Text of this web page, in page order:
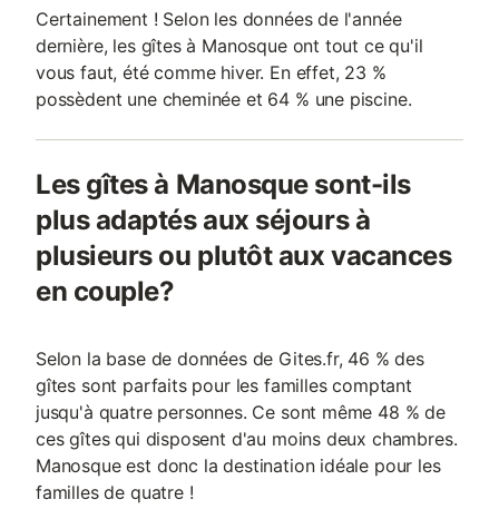
Certainement ! Selon les données de l'année
dernière, les gîtes à Manosque ont tout ce qu'il
vous faut, été comme hiver. En effet, 23 %
possèdent une cheminée et 64 % une piscine.
Les gîtes à Manosque sont-ils
plus adaptés aux séjours à
plusieurs ou plutôt aux vacances
en couple?
Selon la base de données de Gites.fr, 46 % des
gîtes sont parfaits pour les familles comptant
jusqu'à quatre personnes. Ce sont même 48 % de
ces gîtes qui disposent d'au moins deux chambres.
Manosque est donc la destination idéale pour les
familles de quatre !